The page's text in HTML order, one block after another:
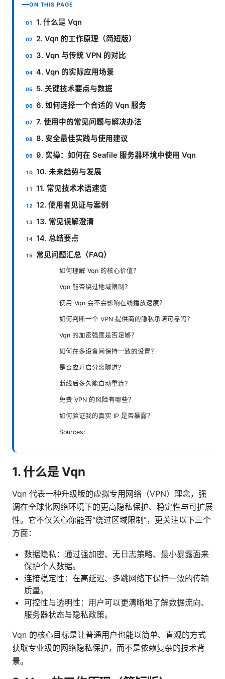
ON THIS PAGE
1. 什么是 Vqn
2. Vqn 的工作原理（简短版）
3. Vqn 与传统 VPN 的对比
4. Vqn 的实际应用场景
5. 关键技术要点与数据
6. 如何选择一个合适的 Vqn 服务
7. 使用中的常见问题与解决办法
8. 安全最佳实践与使用建议
9. 实操：如何在 Seafile 服务器环境中使用 Vqn
10. 未来趋势与发展
11. 常见技术术语速览
12. 使用者见证与案例
13. 常见误解澄清
14. 总结要点
常见问题汇总（FAQ）
如何理解 Vqn 的核心价值？
Vqn 能否绕过地域限制？
使用 Vqn 会不会影响在线播放速度？
如何判断一个 VPN 提供商的隐私承诺可靠吗？
Vqn 的加密强度是否足够？
如何在多设备间保持一致的设置？
是否应开启分离隧道？
断线后多久能自动重连？
免费 VPN 的风险有哪些？
如何验证我的真实 IP 是否暴露？
Sources:
1. 什么是 Vqn
Vqn 代表一种升级版的虚拟专用网络（VPN）理念，强
调在全球化网络环境下的更高隐私保护、稳定性与可扩展
性。它不仅关心你能否“绕过区域限制”，更关注以下三个
方面：
数据隐私：通过强加密、无日志策略、最小暴露面来
保护个人数据。
连接稳定性：在高延迟、多跳网络下保持一致的传输
质量。
可控性与透明性：用户可以更清晰地了解数据流向、
服务器状态与隐私政策。
Vqn 的核心目标是让普通用户也能以简单、直观的方式
获取专业级的网络隐私保护，而不是依赖复杂的技术背
景。